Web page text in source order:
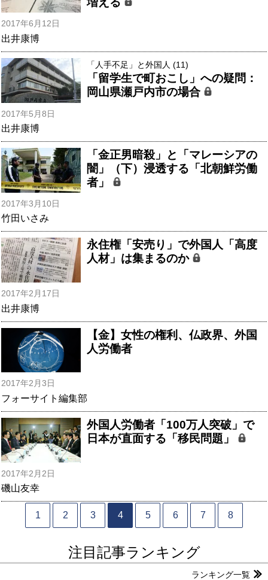
2017年6月12日
出井康博
「人手不足」と外国人 (11)
「留学生で町おこし」への疑問：
岡山県瀬戸内市の場合
2017年5月8日
出井康博
「金正男暗殺」と「マレーシアの
闇」（下）浸透する「北朝鮮労働
者」
2017年3月10日
竹田いさみ
永住権「安売り」で外国人「高度
人材」は集まるのか
2017年2月17日
出井康博
【金】女性の権利、仏政界、外国
人労働者
2017年2月3日
フォーサイト編集部
外国人労働者「100万人突破」で
日本が直面する「移民問題」
2017年2月2日
磯山友幸
1 2 3 4 5 6 7 8
注目記事ランキング
ランキング一覧